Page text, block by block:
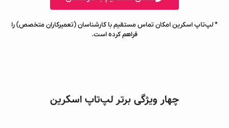
* لپ‌تاپ اسکرین امکان تماس مستقیم با کارشناسان (تعمیرکاران متخصص) را
فراهم کرده است.
چهار ویژگی برتر لپ‌تاپ اسکرین